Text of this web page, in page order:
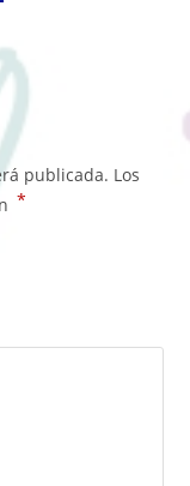
publicada. Los
*